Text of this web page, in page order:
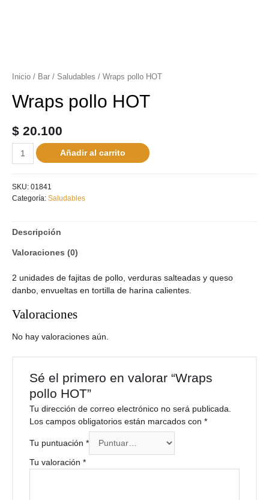
Inicio / Bar / Saludables / Wraps pollo HOT
Wraps pollo HOT
$ 20.100
Añadir al carrito
SKU: 01841
Categoría: Saludables
Descripción
Valoraciones (0)
2 unidades de fajitas de pollo, verduras salteadas y queso
danbo, envueltas en tortilla de harina calientes.
Valoraciones
No hay valoraciones aún.
Sé el primero en valorar “Wraps
pollo HOT”
Tu dirección de correo electrónico no será publicada.
Los campos obligatorios están marcados con*
Tu puntuación*
Tu valoración*